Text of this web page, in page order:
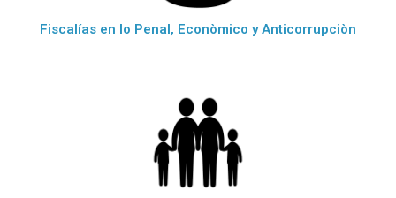
Fiscalías en lo Penal, Econòmico y Anticorrupciòn